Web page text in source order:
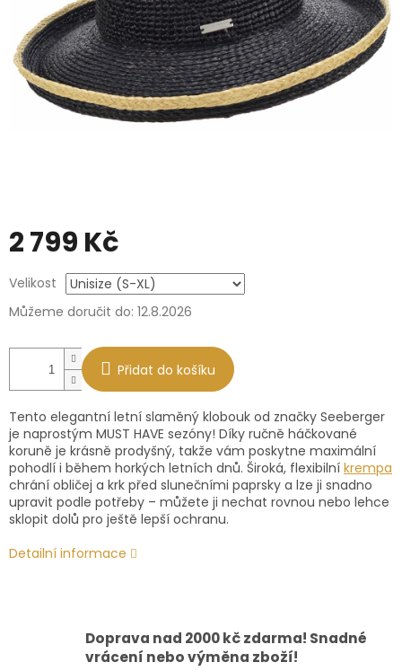
2 799 Kč
cena:
Velikost
Můžeme doručit do: 12.8.2026
Přidat do košíku
Tento elegantní letní slaměný klobouk od značky Seeberger
je naprostým MUST HAVE sezóny! Díky ručně háčkované
koruně je krásně prodyšný, takže vám poskytne maximální
pohodlí i během horkých letních dnů. Široká, flexibilní krempa
chrání obličej a krk před slunečními paprsky a lze ji snadno
upravit podle potřeby – můžete ji nechat rovnou nebo lehce
sklopit dolů pro ještě lepší ochranu.
Detailní informace
Doprava nad 2000 kč zdarma! Snadné
vrácení nebo výměna zboží!